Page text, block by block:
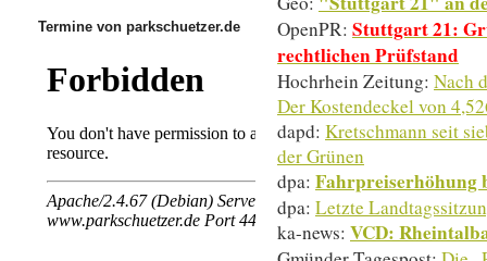
OpenPR: Stuttgart 21:
rechtlichen Prüfstand
Hochrhein Zeitung: Nach
Der Kostendeckel von
dapd: Kretschmann seit
der Grünen
dpa: Fahrpreiserhöhung
dpa: Letzte
ka-news: VCD:
Termine von parkschuetzer.de